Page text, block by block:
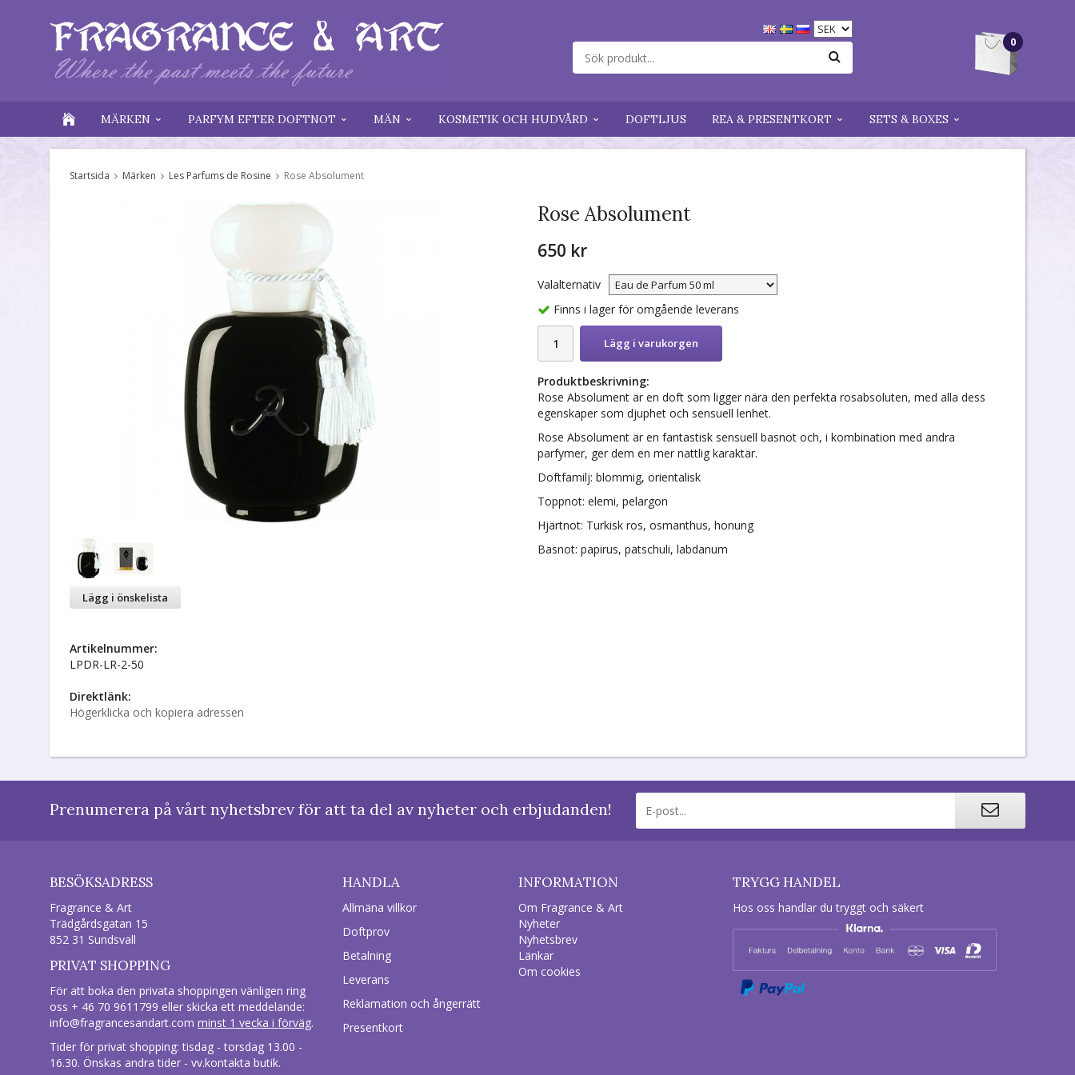
0
MÄRKEN PARFYM EFTER DOFTNOT MÄN KOSMETIK OCH HUDVÅRD DOFTLJUS REA & PRESENTKORT SETS & BOXES
Startsida Märken Les Parfums de Rosine Rose Absolument
Rose Absolument
650 kr
Valalternativ
Finns i lager för omgående leverans
Lägg i varukorgen
Produktbeskrivning:
Rose Absolument är en doft som ligger nära den perfekta rosabsoluten, med alla dess
egenskaper som djuphet och sensuell lenhet.
Rose Absolument är en fantastisk sensuell basnot och, i kombination med andra
parfymer, ger dem en mer nattlig karaktär.
Doftfamilj: blommig, orientalisk
Toppnot: elemi, pelargon
Hjärtnot: Turkisk ros, osmanthus, honung
Basnot: papirus, patschuli, labdanum
Lägg i önskelista
Artikelnummer:
LPDR-LR-2-50
Direktlänk:
Högerklicka och kopiera adressen
Prenumerera på vårt nyhetsbrev för att ta del av nyheter och erbjudanden!
BESÖKSADRESS
Fragrance & Art
Trädgårdsgatan 15
852 31 Sundsvall
PRIVAT SHOPPING
För att boka den privata shoppingen vänligen ring
oss + 46 70 9611799 eller skicka ett meddelande:
info@fragrancesandart.com minst 1 vecka i förväg.
Tider för privat shopping: tisdag - torsdag 13.00 -
16.30. Önskas andra tider - vv.kontakta butik.
HANDLA
Allmäna villkor
Doftprov
Betalning
Leverans
Reklamation och ångerrätt
Presentkort
INFORMATION
Om Fragrance & Art
Nyheter
Nyhetsbrev
Länkar
Om cookies
TRYGG HANDEL
Hos oss handlar du tryggt och säkert